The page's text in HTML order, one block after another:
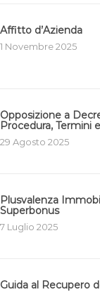
Affitto d’Azienda
1 Novembre 2025
Opposizione a
Procedura, Termini
29 Agosto 2025
Plusvalenza
Superbonus
7 Luglio 2025
Guida al Recupero